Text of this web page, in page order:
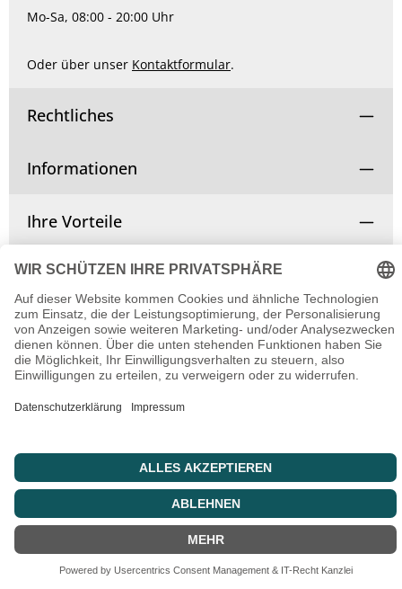
Mo-Sa, 08:00 - 20:00 Uhr
Oder über unser Kontaktformular.
Rechtliches
Informationen
Ihre Vorteile
© Copyright 2025 | Alle Rechte vorbehalten.